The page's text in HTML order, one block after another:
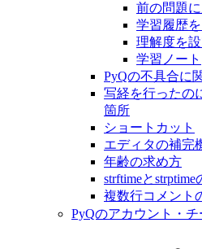
前の問題
学習履歴
理解度を
学習ノート
PyQの不具合に
写経を行ったの
箇所
ショートカット
エディタの補完
年齢の求め方
strftimeと
複数行コメント
PyQのアカウント・